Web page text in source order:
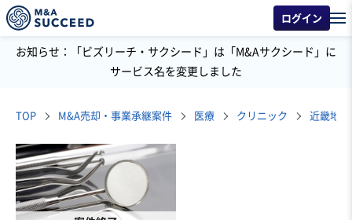
ログイン
お知らせ：「ビズリーチ・サクシード」は「M&Aサクシード」に
サービス名を変更しました
TOP M&A売却・事業承継案件 医療 クリニック 近畿地